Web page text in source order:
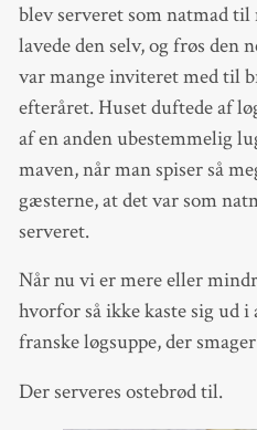
blev serveret som natmad
lavede den selv, og frøs den
var mange inviteret med til
efteråret. Huset duftede af
af en anden ubestemmelig
maven, når man spiser så
gæsterne, at det var som
serveret.
Når nu vi er mere eller
hvorfor så ikke kaste sig ud i
franske løgsuppe, der
Der serveres ostebrød til.